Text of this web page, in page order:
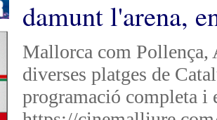
damunt l'arena,
Mallorca com
diverses platges de
programació completa i